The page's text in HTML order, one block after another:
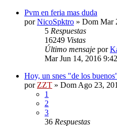
Pvm en feria mas duda
porNicoSpktro » Dom Mar
5 Respuestas
16249 Vistas
Último mensaje por
Mar Jun 14, 2016
Hoy, un snes "de los
por ZZT » Dom Ago 23,
1
2
3
36 Respuestas